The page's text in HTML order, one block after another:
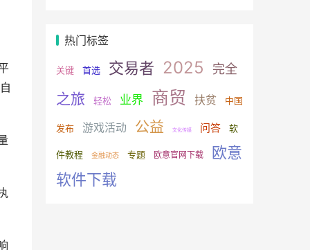
热门标签
关键 首选 交易者 2025 完全
之旅 轻松 业界 商贸 扶贫 中国
发布 游戏活动 公益 文化传媒 问答 软
件教程 金融动态 专题 欧意官网下载
欧意
软件下载